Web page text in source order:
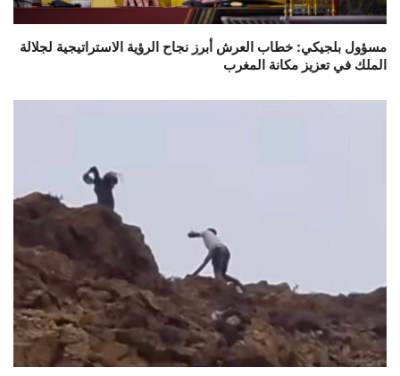
مسؤول بلجيكي: خطاب العرش أبرز نجاح الرؤية الاستراتيجية لجلالة
الملك في تعزيز مكانة المغرب